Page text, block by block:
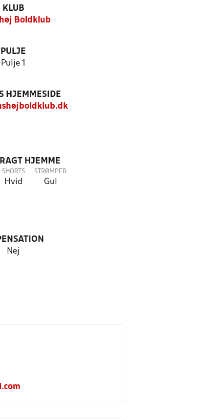
KLUB
Boldklub
PULJE
Pulje 1
HJEMMESIDE
HJEMME
SHORTS
Hvid
STRØMPER
Gul
Nej